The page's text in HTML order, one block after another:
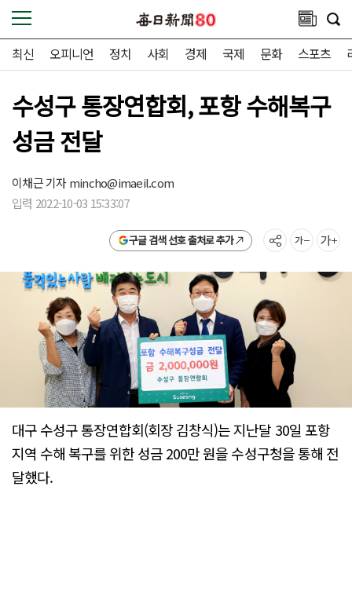
최신 오피니언 정치 사회 경제 국제 문화 스포츠
수성구 통장연합회, 포항 수해복구
성금 전달
이채근 기자mincho@imaeil.com
입력 2022-10-03 15:33:07
구글 검색 선호 출처로 추가
대구 수성구 통장연합회(회장 김창식)는 지난달 30일 포항
지역 수해 복구를 위한 성금 200만 원을 수성구청을 통해 전
달했다.